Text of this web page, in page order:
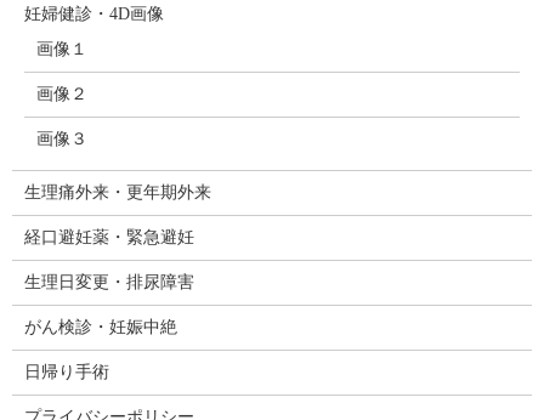
妊婦健診・4D画像
画像１
画像２
画像３
生理痛外来・更年期外来
経口避妊薬・緊急避妊
生理日変更・排尿障害
がん検診・妊娠中絶
日帰り手術